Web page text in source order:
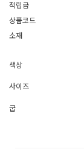
적립금
상품코드
소재
색상
사이즈
굽